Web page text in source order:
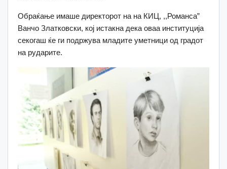
Обраќање имаше директорот на на КИЦ, ,,Романса”
Ванчо Златковски, кој истакна дека оваа институција
секогаш ќе ги подржува младите уметници од градот
на рударите.